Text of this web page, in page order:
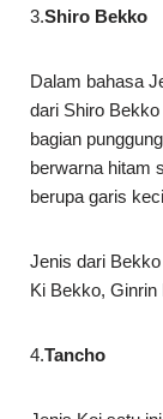
3.Shiro Bekko
Dalam bahasa
dari Shiro
bagian
berwarna hitam
berupa garis
Jenis dari
Ki Bekko,
4.Tancho